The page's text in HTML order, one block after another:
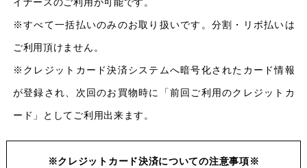
イナースのご利用が可能です。
※すべて一括払いのみのお取り扱いです。分割・リボ払いは
ご利用頂けません。
※クレジットカード決済システムへ暗号化されたカード情報
が登録され、次回のお買物時に「前回ご利用のクレジットカ
ード」としてご利用出来ます。
※クレジットカード決済についての注意事項※